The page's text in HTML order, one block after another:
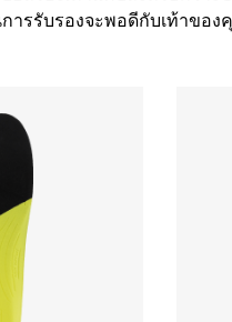
ารรับรองจะพอดีกับเท้าข